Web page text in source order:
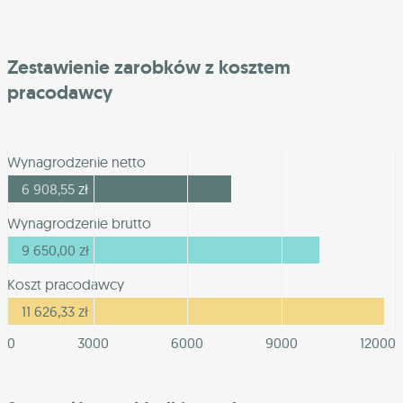
Zestawienie zarobków z kosztem
pracodawcy
Wynagrodzenie netto
6 908,55 zł
Wynagrodzenie brutto
9 650,00 zł
Koszt pracodawcy
11 626,33 zł
0
3000 6000 9000 12000